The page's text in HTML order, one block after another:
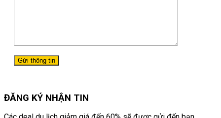
ĐĂNG KÝ NHẬN TIN